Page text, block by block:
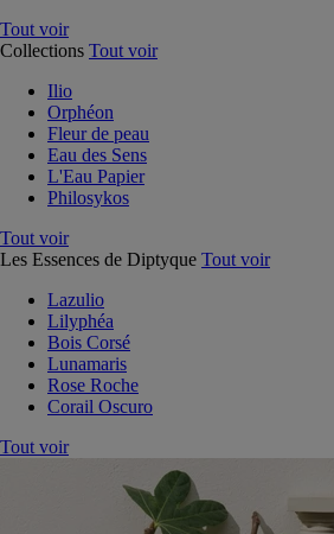
Tout voir
Collections Tout voir
Ilio
Orphéon
Fleur de peau
Eau des Sens
L'Eau Papier
Philosykos
Tout voir
Les Essences de Diptyque Tout voir
Lazulio
Lilyphéa
Bois Corsé
Lunamaris
Rose Roche
Corail Oscuro
Tout voir